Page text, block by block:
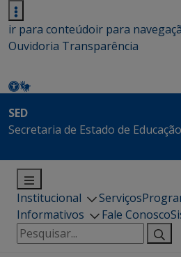
ir para conteúdoir para
Ouvidoria Transparência
SED
Secretaria de Estado de Educação
Institucional Serviços
Informativos
Fale Conosco
Pesquisar
por: